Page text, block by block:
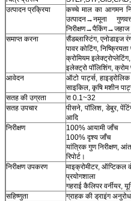
उत्पादन प्रक्रिया
कच्चे माल का आगमन
उत्पादन→नमूना
निरीक्षण→पैकिंग→जहाज
समाप्त करना
सैंडब्लास्टिंग, एनोडाइज
पावर कोटिंग,
क्रोमियम
इलेक्ट्रो पॉलिशिंग,
आवेदन
ऑटो पार्ट्स,
साइकिल, कृषि मशीन
सतह की उग्रता
रा 0.1~32
सतह उपचार
पीसने, पॉलिश, डेबुर,
आदि
निरीक्षण
100% आयामी जाँच
100% दृश्य जाँच
यांत्रिक गुण निरीक्षण,
रिपोर्ट।
निरीक्षण उपकरण
माइक्रोमीटर, ऑप्टिकल
प्रयोगशाला
गहराई कैलिपर वर्नीयर,
सहिष्णुता
ग्राहक की ड्राइंग अनुरोध